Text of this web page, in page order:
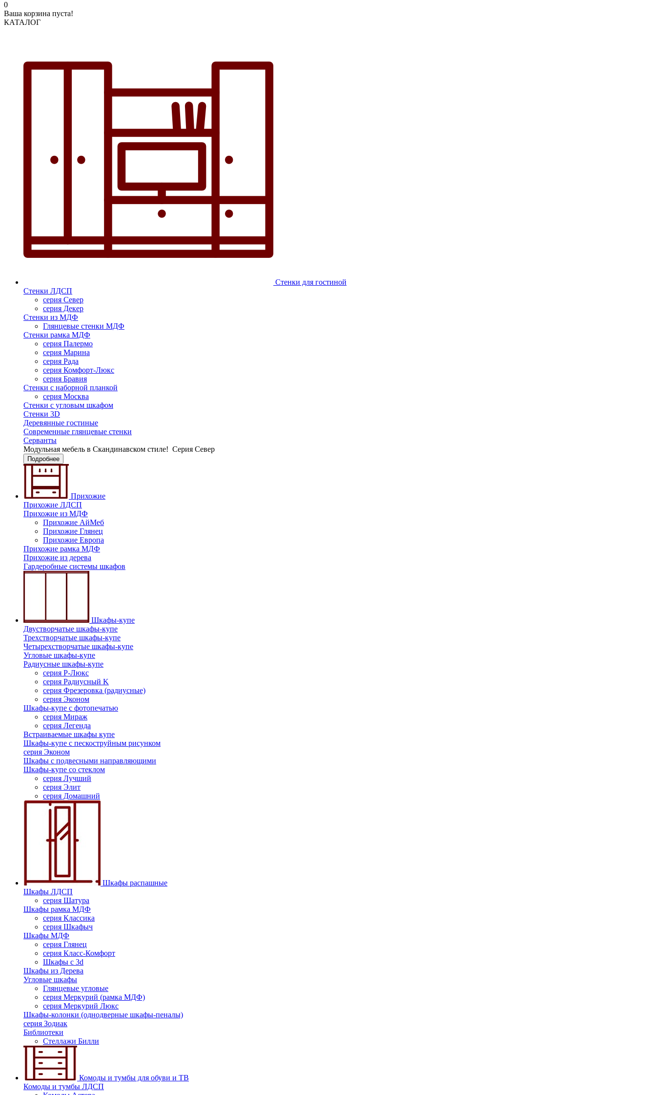
0
Ваша корзина пуста!
КАТАЛОГ
Стенки для гостиной
Стенки ЛДСП
серия Север
серия Декер
Стенки из МДФ
Глянцевые стенки МДФ
Стенки рамка МДФ
серия Палермо
серия Марина
серия Рада
серия Комфорт-Люкс
серия Бравия
Стенки с наборной планкой
серия Москва
Стенки с угловым шкафом
Стенки 3D
Деревянные гостиные
Современные глянцевые стенки
Серванты
Модульная мебель в Скандинавском стиле! Серия Север
Подробнее
Прихожие
Прихожие ЛДСП
Прихожие из МДФ
Прихожие АйМеб
Прихожие Глянец
Прихожие Европа
Прихожие рамка МДФ
Прихожие из дерева
Гардеробные системы шкафов
Шкафы-купе
Двустворчатые шкафы-купе
Трехстворчатые шкафы-купе
Четырехстворчатые шкафы-купе
Угловые шкафы-купе
Радиусные шкафы-купе
серия Р-Люкс
серия Радиусный K
серия Фрезеровка (радиусные)
серия Эконом
Шкафы-купе с фотопечатью
серия Мираж
серия Легенда
Встраиваемые шкафы купе
Шкафы-купе с пескоструйным рисунком
серия Эконом
Шкафы с подвесными направляющими
Шкафы-купе со стеклом
серия Лучший
серия Элит
серия Домашний
Шкафы распашные
Шкафы ЛДСП
серия Шатура
Шкафы рамка МДФ
серия Классика
серия Шкафыч
Шкафы МДФ
серия Глянец
серия Класс-Комфорт
Шкафы с 3d
Шкафы из Дерева
Угловые шкафы
Глянцевые угловые
серия Меркурий (рамка МДФ)
серия Меркурий Люкс
Шкафы-колонки (однодверные шкафы-пеналы)
серия Зодиак
Библиотеки
Стеллажи Билли
Комоды и тумбы для обуви и ТВ
Комоды и тумбы ЛДСП